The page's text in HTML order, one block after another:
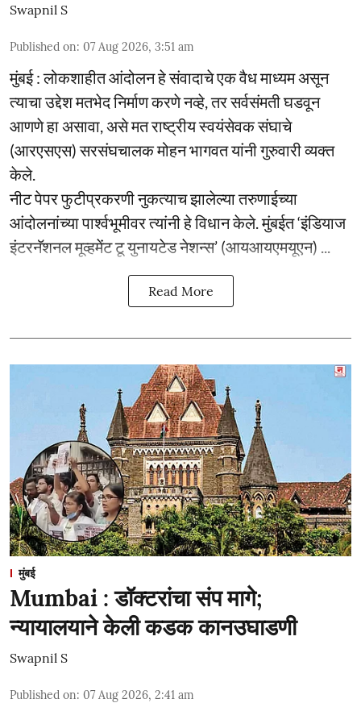
Swapnil S
Published on: 07 Aug 2026, 3:51 am
मुंबई : लोकशाहीत आंदोलन हे संवादाचे एक वैध माध्यम असून
त्याचा उद्देश मतभेद निर्माण करणे नव्हे, तर सर्वसंमती घडवून
आणणे हा असावा, असे मत राष्ट्रीय स्वयंसेवक संघाचे
(आरएसएस) सरसंघचालक मोहन भागवत यांनी गुरुवारी व्यक्त
केले.
नीट पेपर फुटीप्रकरणी नुकत्याच झालेल्या तरुणाईच्या
आंदोलनांच्या पार्श्वभूमीवर त्यांनी हे विधान केले. मुंबईत ‘इंडियाज
इंटरनॅशनल मूव्हमेंट टू युनायटेड नेशन्स’ (आयआयएमयूएन) ...
Read More
मुंबई
Mumbai : डॉक्टरांचा संप मागे;
न्यायालयाने केली कडक कानउघाडणी
Swapnil S
Published on: 07 Aug 2026, 2:41 am